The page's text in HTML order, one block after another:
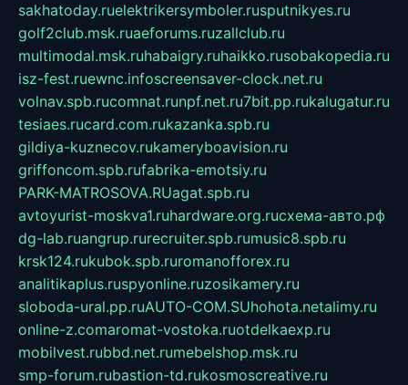
sakhatoday.ruelektrikersymboler.rusputnikyes.ru
golf2club.msk.ruaeforums.ruzallclub.ru
multimodal.msk.ruhabaigry.ruhaikko.rusobakopedia.ru
isz-fest.ruewnc.infoscreensaver-clock.net.ru
volnav.spb.rucomnat.runpf.net.ru7bit.pp.rukalugatur.ru
tesiaes.rucard.com.rukazanka.spb.ru
gildiya-kuznecov.rukameryboavision.ru
griffoncom.spb.rufabrika-emotsiy.ru
PARK-MATROSOVA.RUagat.spb.ru
avtoyurist-moskva1.ruhardware.org.ruсхема-авто.рф
dg-lab.ruangrup.rurecruiter.spb.rumusic8.spb.ru
krsk124.rukubok.spb.ruromanofforex.ru
analitikaplus.ruspyonline.ruzosikamery.ru
sloboda-ural.pp.ruAUTO-COM.SUhohota.netalimy.ru
online-z.comaromat-vostoka.ruotdelkaexp.ru
mobilvest.rubbd.net.rumebelshop.msk.ru
smp-forum.rubastion-td.rukosmoscreative.ru